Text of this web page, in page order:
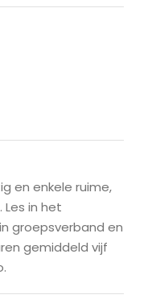
en enkele ruime,
in het
groepsverband en
gemiddeld vijf